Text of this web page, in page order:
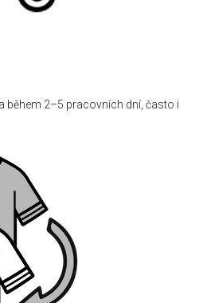
během 2–5 pracovních dní, často i